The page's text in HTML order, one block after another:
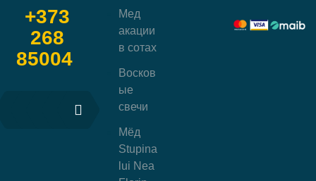
Мед
акации
в сотах
Восков
ые
свечи
Мёд
Stupina
lui Nea
+373
268
85004